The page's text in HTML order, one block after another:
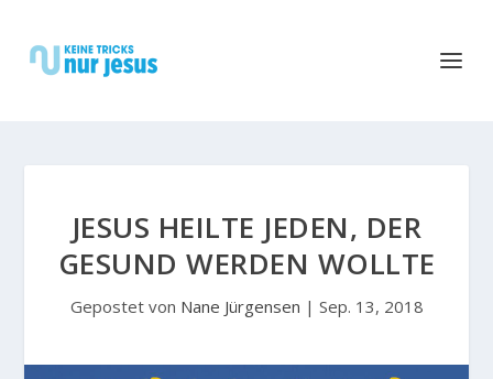
JESUS HEILTE JEDEN, DER
GESUND WERDEN WOLLTE
Gepostet von Nane Jürgensen | Sep. 13, 2018